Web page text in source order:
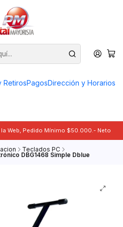
RetirosPagosDirección y Horarios
Web, Pedido Mínimo $50.000.- Neto
Teclados PC
DBG1468 Simple Dblue